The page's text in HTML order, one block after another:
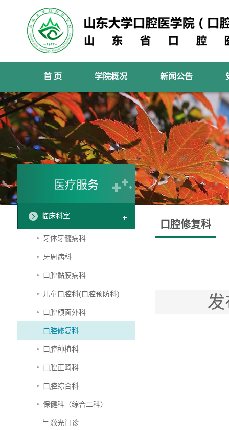
首 页 学院概况 新闻公告
医疗服务
临床科室
牙体牙髓病科
牙周病科
口腔黏膜病科
儿童口腔科(口腔预防科)
口腔颌面外科
口腔修复科
口腔种植科
口腔正畸科
口腔综合科
保健科（综合二科）
﹂激光门诊
口腔修复科